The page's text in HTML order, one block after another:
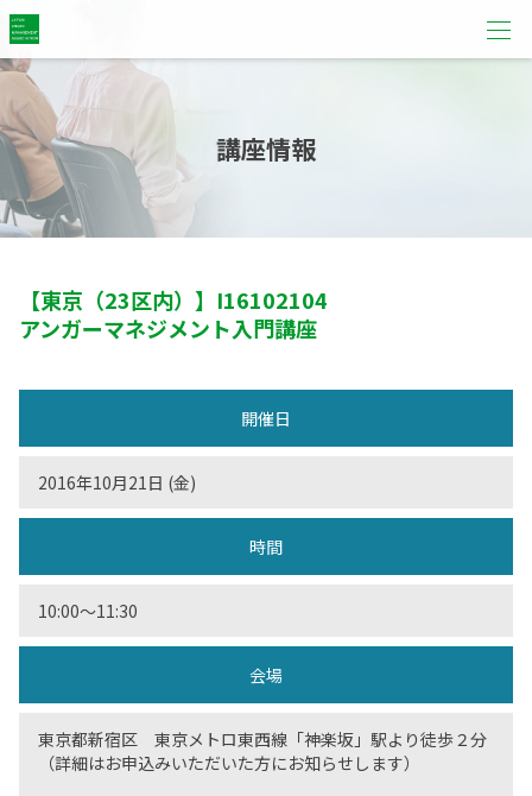
講座情報
【東京（23区内）】 I16102104
アンガーマネジメント入門講座
開催日
2016年10月21日 (金)
時間
10:00〜11:30
会場
東京都新宿区 東京メトロ東西線「神楽坂」駅より徒歩２分
（詳細はお申込みいただいた方にお知らせします）